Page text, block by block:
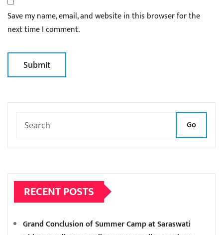
Save my name, email, and website in this browser for the
next time I comment.
Go
RECENT POSTS
Grand Conclusion of Summer Camp at Saraswati